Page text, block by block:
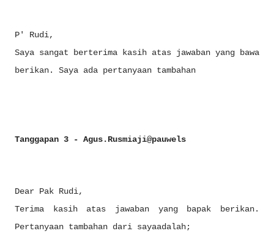
P' Rudi,
Saya sangat berterima kasih atas jawaban yang bawa
berikan. Saya ada pertanyaan tambahan
Tanggapan 3 - Agus.Rusmiaji@pauwels
Dear Pak Rudi,
Terima kasih atas jawaban yang bapak berikan.
Pertanyaan tambahan dari sayaadalah;